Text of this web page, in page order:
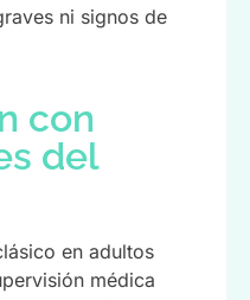
ni signos de
con
del
en adultos
médica